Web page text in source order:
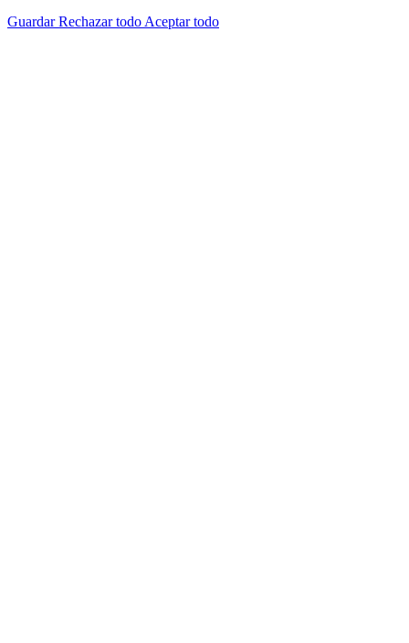
GuardarRechazar todo Aceptar todo